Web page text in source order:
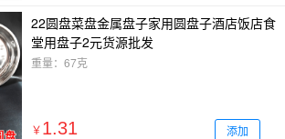
22圆盘菜盘金属盘子家用圆盘子酒店饭店食
堂用盘子2元货源批发
重量：67克
￥ 1.31 添加